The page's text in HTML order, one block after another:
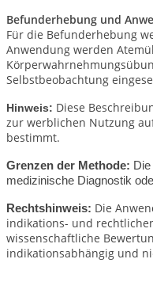
Befunderhebung und
Für die Befunderhebung
Anwendung werden
Selbstbeobachtung
Hinweis: Diese
zur werblichen Nutzung
bestimmt.
Grenzen der Methode:
medizinische Diagnostik
Rechtshinweis: Die
indikations- und
wissenschaftliche
indikationsabhängig und